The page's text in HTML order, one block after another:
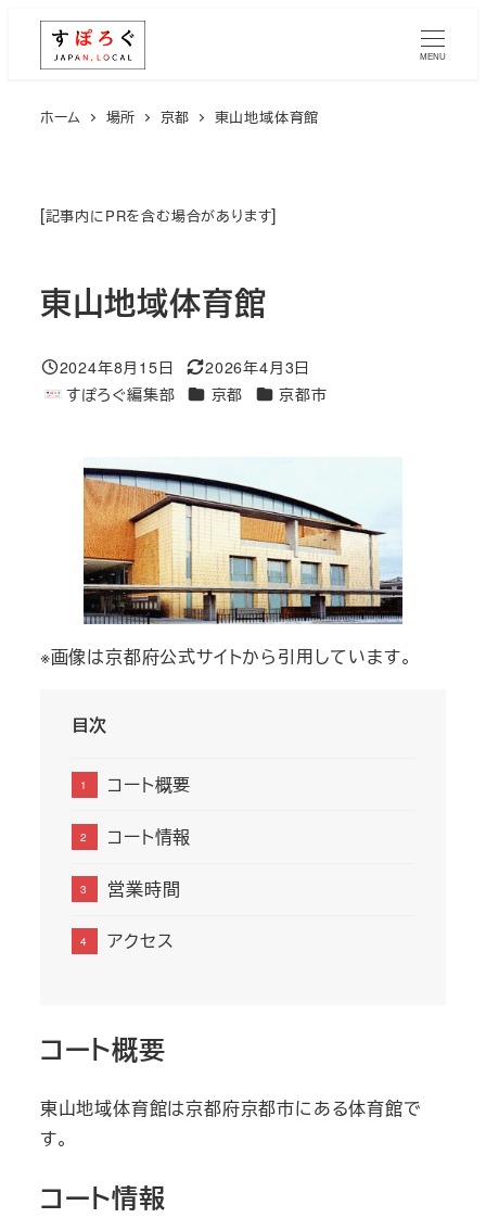
MENU
ホーム 場所 京都 東山地域体育館
[記事内にPRを含む場合があります]
東山地域体育館
投稿日
2024年8月15日
更新日
2026年4月3日
著
すぽろぐ編集部 エリア京都 エリア京都市
※画像は京都府公式サイトから引用しています。
目次
コート概要
コート情報
営業時間
アクセス
コート概要
東山地域体育館は京都府京都市にある体育館で
す。
コート情報